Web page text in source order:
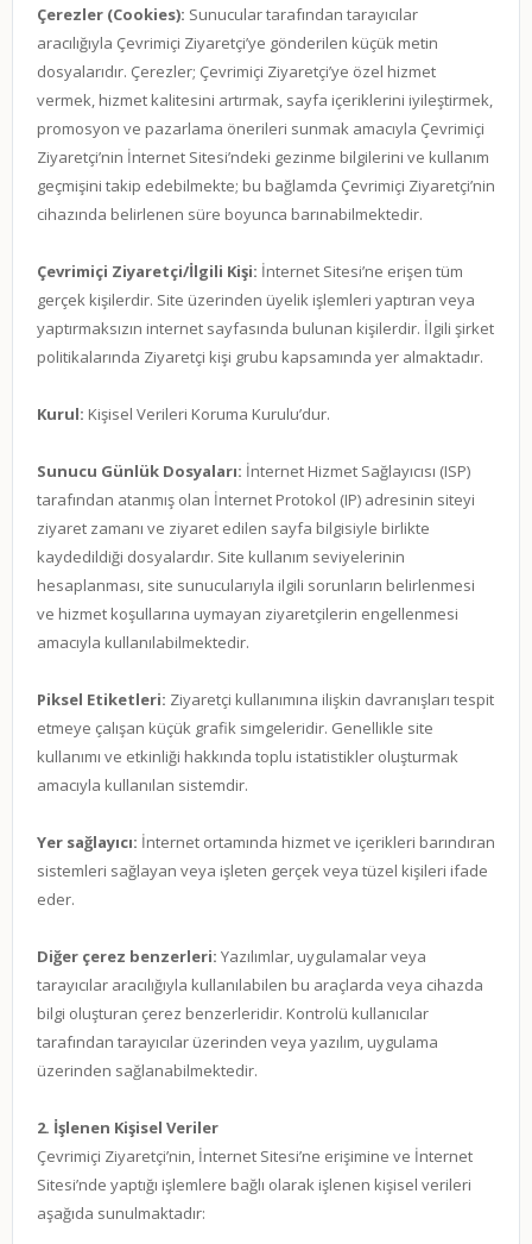
Çerezler (Cookies): Sunucular tarafından tarayıcılar
aracılığıyla Çevrimiçi Ziyaretçi’ye gönderilen küçük metin
dosyalarıdır. Çerezler; Çevrimiçi Ziyaretçi’ye özel hizmet
vermek, hizmet kalitesini artırmak, sayfa içeriklerini iyileştirmek,
promosyon ve pazarlama önerileri sunmak amacıyla Çevrimiçi
Ziyaretçi’nin İnternet Sitesi’ndeki gezinme bilgilerini ve kullanım
geçmişini takip edebilmekte; bu bağlamda Çevrimiçi Ziyaretçi’nin
cihazında belirlenen süre boyunca barınabilmektedir.
Çevrimiçi Ziyaretçi/İlgili Kişi: İnternet Sitesi’ne erişen tüm
gerçek kişilerdir. Site üzerinden üyelik işlemleri yaptıran veya
yaptırmaksızın internet sayfasında bulunan kişilerdir. İlgili şirket
politikalarında Ziyaretçi kişi grubu kapsamında yer almaktadır.
Kurul: Kişisel Verileri Koruma Kurulu’dur.
Sunucu Günlük Dosyaları: İnternet Hizmet Sağlayıcısı (ISP)
tarafından atanmış olan İnternet Protokol (IP) adresinin siteyi
ziyaret zamanı ve ziyaret edilen sayfa bilgisiyle birlikte
kaydedildiği dosyalardır. Site kullanım seviyelerinin
hesaplanması, site sunucularıyla ilgili sorunların belirlenmesi
ve hizmet koşullarına uymayan ziyaretçilerin engellenmesi
amacıyla kullanılabilmektedir.
Piksel Etiketleri: Ziyaretçi kullanımına ilişkin davranışları tespit
etmeye çalışan küçük grafik simgeleridir. Genellikle site
kullanımı ve etkinliği hakkında toplu istatistikler oluşturmak
amacıyla kullanılan sistemdir.
Yer sağlayıcı: İnternet ortamında hizmet ve içerikleri barındıran
sistemleri sağlayan veya işleten gerçek veya tüzel kişileri ifade
eder.
Diğer çerez benzerleri: Yazılımlar, uygulamalar veya
tarayıcılar aracılığıyla kullanılabilen bu araçlarda veya cihazda
bilgi oluşturan çerez benzerleridir. Kontrolü kullanıcılar
tarafından tarayıcılar üzerinden veya yazılım, uygulama
üzerinden sağlanabilmektedir.
2. İşlenen Kişisel Veriler
Çevrimiçi Ziyaretçi’nin, İnternet Sitesi’ne erişimine ve İnternet
Sitesi’nde yaptığı işlemlere bağlı olarak işlenen kişisel verileri
aşağıda sunulmaktadır: